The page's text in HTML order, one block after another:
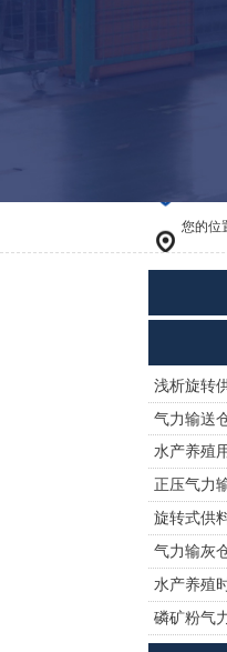
您的位
浅析旋转
气力输送
注意事项!
水产养殖
护保养
正压气力
旋转式供
气力输灰
水产养殖
茨风机曝
磷矿粉气